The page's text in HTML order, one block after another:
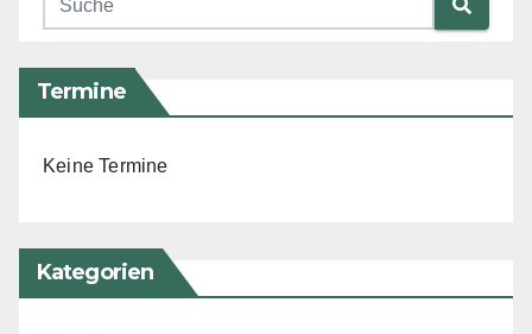
Termine
Keine Termine
Kategorien